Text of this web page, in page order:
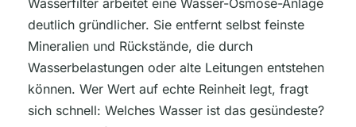
Wasserfilter arbeitet eine Wasser-Osmose-Anlage
deutlich gründlicher. Sie entfernt selbst feinste
Mineralien und Rückstände, die durch
Wasserbelastungen oder alte Leitungen entstehen
können. Wer Wert auf echte Reinheit legt, fragt
sich schnell: Welches Wasser ist das gesündeste?